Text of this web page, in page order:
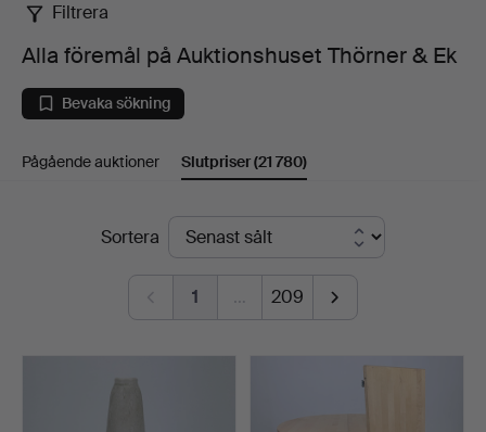
Alla
föremål
på
Auktionshuset
Thörner
Filtrera
Alla föremål på Auktionshuset Thörner & Ek
Bevaka sökning
Pågående auktioner Slutpriser(21 780)
SlutpriserSortera
1 … 209